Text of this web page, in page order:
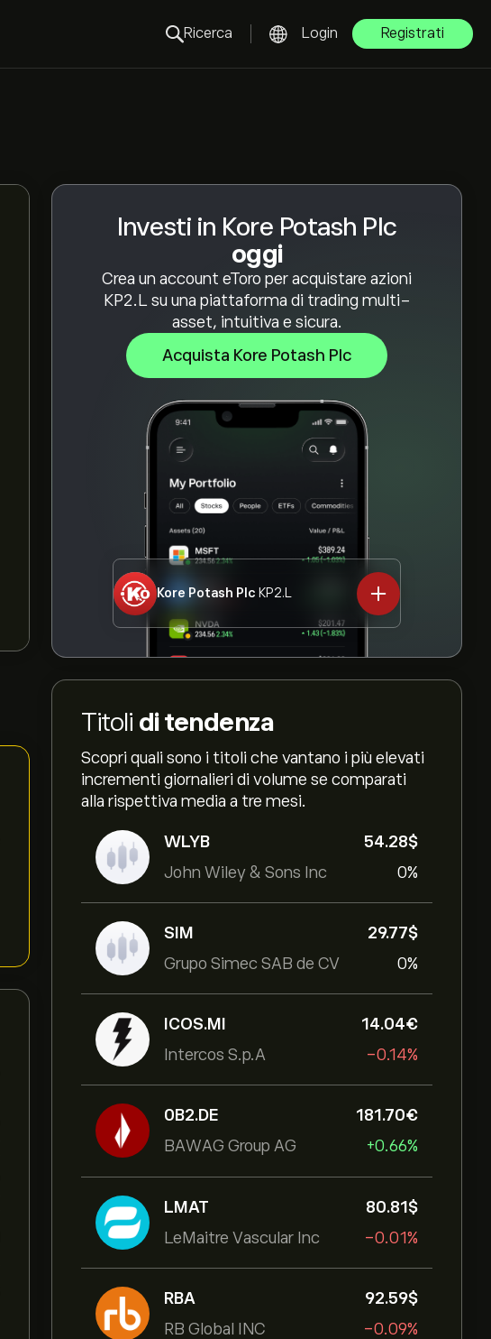
Ricerca Login Registrati
Investi in Kore Potash Plc
oggi
Crea un account eToro per acquistare azioni
KP2.L su una piattaforma di trading multi-
asset, intuitiva e sicura.
Acquista Kore Potash Plc
Kore Potash Plc KP2.L
Titoli di tendenza
Scopri quali sono i titoli che vantano i più elevati
incrementi giornalieri di volume se comparati
alla rispettiva media a tre mesi.
WLYB
John Wiley & Sons Inc
54.28‎$‎
0%
SIM
Grupo Simec SAB de CV
29.77‎$‎
0%
ICOS.MI
Intercos S.p.A
14.04‎€‎
-0.14%
0B2.DE
BAWAG Group AG
181.70‎€‎
+0.66%
LMAT
LeMaitre Vascular Inc
80.81‎$‎
-0.01%
RBA
RB Global INC
92.59‎$‎
-0.09%